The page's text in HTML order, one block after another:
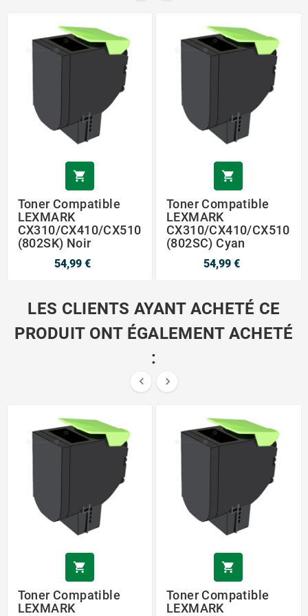

Toner Compatible
LEXMARK
CX310/CX410/CX510
(802SK) Noir
54,99 €

Toner Compatible
LEXMARK
CX310/CX410/CX510
(802SC) Cyan
54,99 €
LES CLIENTS AYANT ACHETÉ CE
PRODUIT ONT ÉGALEMENT ACHETÉ
:
 

Toner Compatible
LEXMARK

Toner Compatible
LEXMARK